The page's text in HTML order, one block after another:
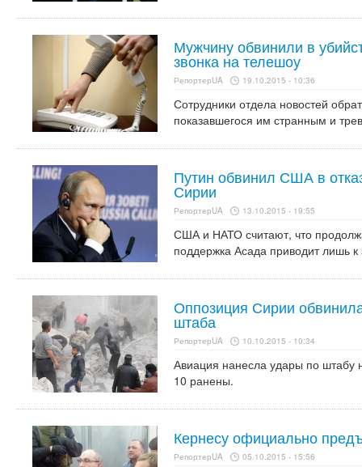
Мужчину обвинили в
звонка на телешоу
РепортерUA 19.10.2015 - 10:36
Сотрудники отдела новостей
показавшегося им странным и
Путин обвинил США в
Сирии
РепортерUA 13.10.2015 - 19:55
США и НАТО считают, что
поддержка Асада приводит лишь
Оппозиция Сирии
штаба
РепортерUA 10.10.2015 - 10:34
Авиация нанесла удары по штабу
10 ранены.
Кернесу официально
РепортерUA 05.10.2015 - 15:56